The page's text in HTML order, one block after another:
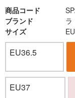
商品コード
ブランド
ラ
サイズ
EU36.5
EU37